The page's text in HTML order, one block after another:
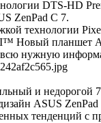
DTS-HD
ZenPad C 7.
технологии
Новый планшет
всю нужную
и
ASUS ZenPad
тенденций с